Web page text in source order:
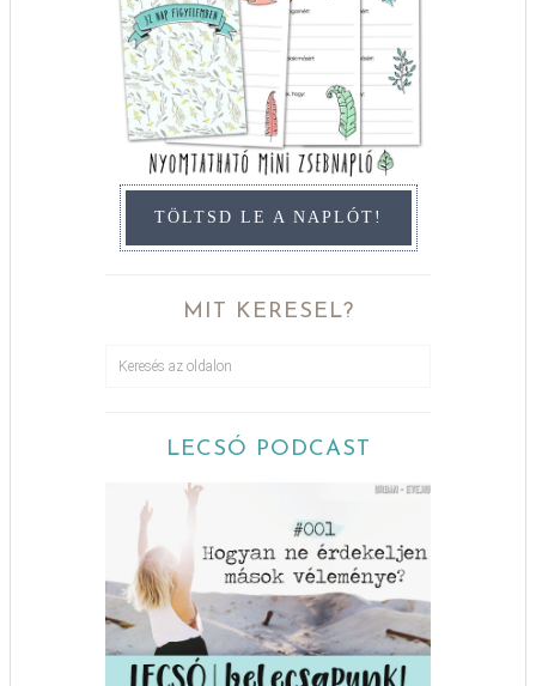
TÖLTSD LE A NAPLÓT!
MIT KERESEL?
LECSÓ PODCAST